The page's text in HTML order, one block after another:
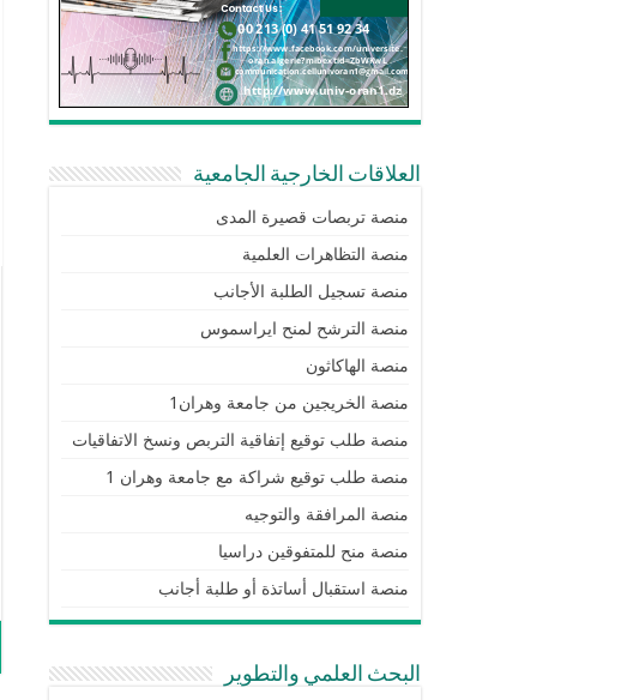
العلاقات الخارجية الجامعية
منصة تربصات قصيرة المدى
منصة التظاهرات العلمية
منصة تسجيل الطلبة الأجانب
منصة الترشح لمنح ايراسموس
منصة الهاكاثون
منصة الخريجين من جامعة وهران1
منصة طلب توقيع إتفاقية التربص ونسخ الاتفاقيات
منصة طلب توقيع شراكة مع جامعة وهران 1
منصة المرافقة والتوجيه
منصة منح للمتفوقين دراسيا
منصة استقبال أساتذة أو طلبة أجانب
البحث العلمي والتطوير